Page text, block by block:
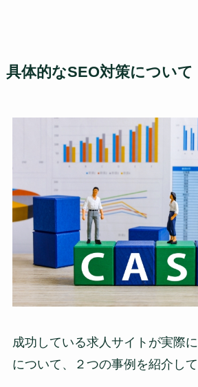
具体的なSEO対策について
成功している求人サイトが実際
について、２つの事例を紹介して